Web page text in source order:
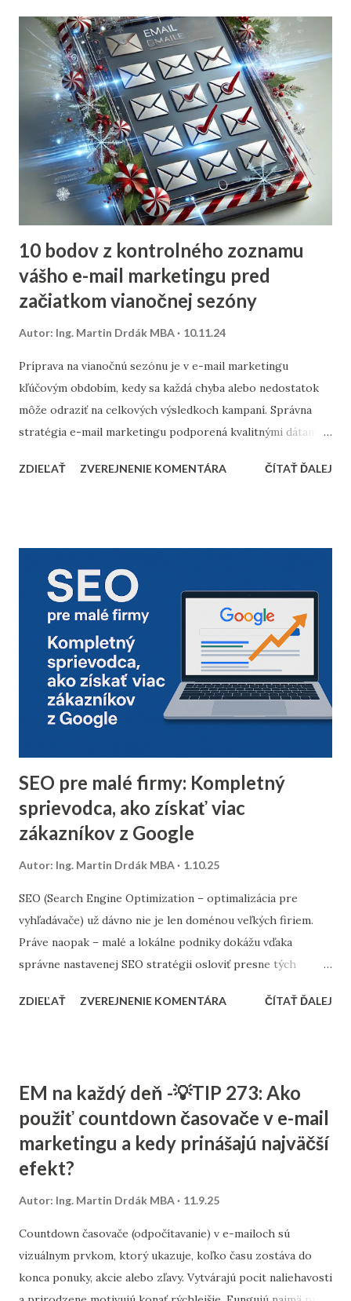
10 bodov z kontrolného zoznamu
vášho e-mail marketingu pred
začiatkom vianočnej sezóny
Autor: Ing. Martin Drdák MBA 10.11.24
Príprava na vianočnú sezónu je v e-mail marketingu
kľúčovým obdobím, kedy sa každá chyba alebo nedostatok
môže odraziť na celkových výsledkoch kampaní. Správna
stratégia e-mail marketingu podporená kvalitnými dátami a
priniesť nárast predajov aj vysokú spokojnosť zákazníkov.
Odfiltrovanie neaktívnych používateľov, starých alebo
neoverených e-mailov vám pomôže zvýšiť mieru
doručiteľnosti a znížiť riziko, že vaše e-maily skončia v
spam priečinku. Zamerajte sa najmä na tých príjemcov, ktorí
dlhodobo neotvárali e-maily – zvážte, či má zmysel ich
osloviť špeciálnou reaktivačnou kampaňou, alebo ich radšej
úplne odstrániť z databázy. 2. Segmentácia kontaktov podľa
minuloročnej v...
ZDIEĽAŤ ZVEREJNENIE KOMENTÁRA ČÍTAŤ ĎALEJ
SEO pre malé firmy: Kompletný
sprievodca, ako získať viac
zákazníkov z Google
Autor: Ing. Martin Drdák MBA 1.10.25
SEO (Search Engine Optimization – optimalizácia pre
vyhľadávače) už dávno nie je len doménou veľkých firiem.
Práve naopak – malé a lokálne podniky dokážu vďaka
správne nastavenej SEO stratégii osloviť presne tých
ako nastaviť SEO tak, aby fungovalo aj pri menšom
osloviť zákazníkov z celého Slovenska alebo len z vášho
mesta? Výskum kľúčových slov – zistite, čo ľudia hľadajú.
Namiesto všeobecných výrazov typu „kaviareň“ skúste
„kaviareň Bratislava Staré Mesto“ alebo „zdravé obedy
firmy vo vašom segmente. ➡️ Viac sa tejto téme venujeme v
článku: „Ako nájsť správne kľúčové slová pre malé firmy“ 2.
On-page SEO (čo viete spraviť priamo na webe) Tu ide o
úpravu obsahu a technických prvko...
ZDIEĽAŤ ZVEREJNENIE KOMENTÁRA ČÍTAŤ ĎALEJ
EM na každý deň -💡TIP 273: Ako
použiť countdown časovače v e-mail
marketingu a kedy prinášajú najväčší
efekt?
Autor: Ing. Martin Drdák MBA 11.9.25
Countdown časovače (odpočítavanie) v e-mailoch sú
vizuálnym prvkom, ktorý ukazuje, koľko času zostáva do
konca ponuky, akcie alebo zľavy. Vytvárajú pocit naliehavosti